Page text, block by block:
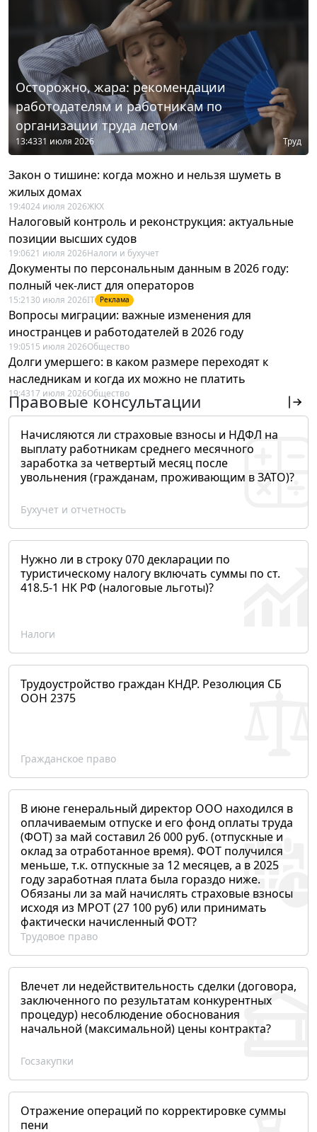
Осторожно, жара: рекомендации
работодателям и работникам по
организации труда летом
13:4331 июля 2026 Труд
Закон о тишине: когда можно и нельзя шуметь в
жилых домах
19:4024 июля 2026ЖКХ
Налоговый контроль и реконструкция: актуальные
позиции высших судов
19:0621 июля 2026Налоги и бухучет
Документы по персональным данным в 2026 году:
полный чек-лист для операторов
15:21 30 июля 2026IT Реклама
Вопросы миграции: важные изменения для
иностранцев и работодателей в 2026 году
19:0515 июля 2026Общество
Долги умершего: в каком размере переходят к
наследникам и когда их можно не платить
19:4317 июля 2026Общество
Правовые консультации
Начисляются ли страховые взносы и НДФЛ на
выплату работникам среднего месячного
заработка за четвертый месяц после
увольнения (гражданам, проживающим в ЗАТО)?
Бухучет и отчетность
Нужно ли в строку 070 декларации по
туристическому налогу включать суммы по ст.
418.5-1 НК РФ (налоговые льготы)?
Налоги
Трудоустройство граждан КНДР. Резолюция СБ
ООН 2375
Гражданское право
В июне генеральный директор ООО находился в
оплачиваемым отпуске и его фонд оплаты труда
(ФОТ) за май составил 26 000 руб. (отпускные и
оклад за отработанное время). ФОТ получился
меньше, т.к. отпускные за 12 месяцев, а в 2025
году заработная плата была гораздо ниже.
Обязаны ли за май начислять страховые взносы
исходя из МРОТ (27 100 руб) или принимать
фактически начисленный ФОТ?
Трудовое право
Влечет ли недействительность сделки (договора,
заключенного по результатам конкурентных
процедур) несоблюдение обоснования
начальной (максимальной) цены контракта?
Госзакупки
Отражение операций по корректировке суммы
пени